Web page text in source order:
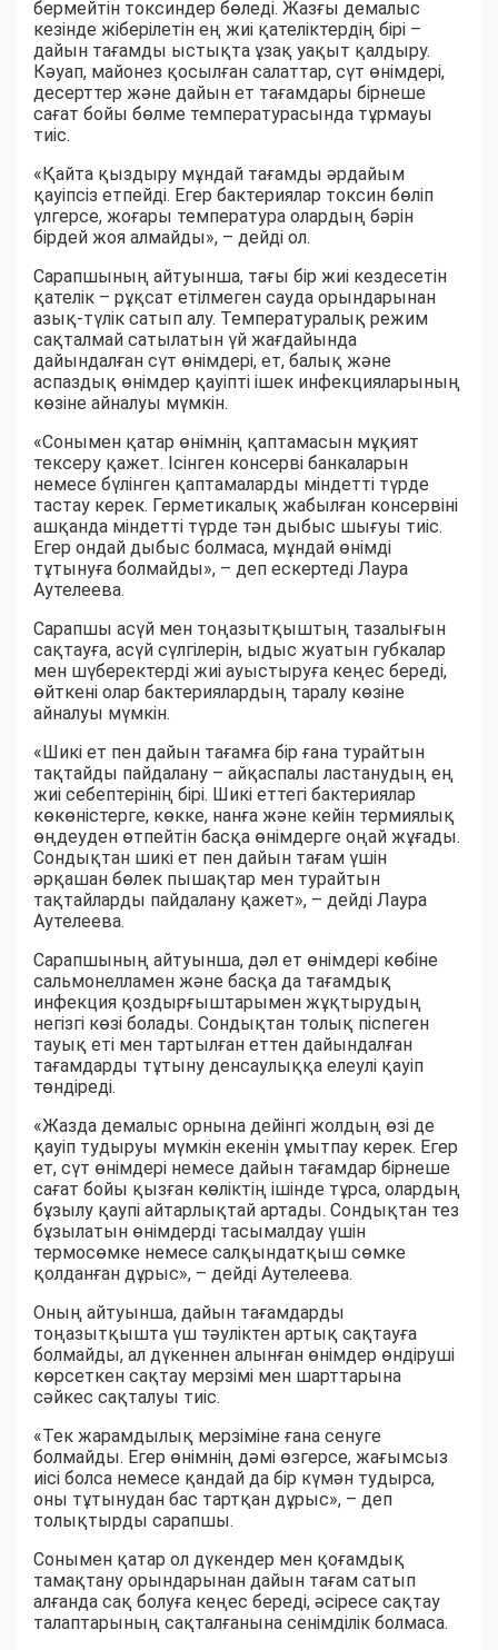
бермейтін токсиндер бөледі. Жазғы демалыс
кезінде жіберілетін ең жиі қателіктердің бірі –
дайын тағамды ыстықта ұзақ уақыт қалдыру.
Кәуап, майонез қосылған салаттар, сүт өнімдері,
десерттер және дайын ет тағамдары бірнеше
сағат бойы бөлме температурасында тұрмауы
тиіс.
«Қайта қыздыру мұндай тағамды әрдайым
қауіпсіз етпейді. Егер бактериялар токсин бөліп
үлгерсе, жоғары температура олардың бәрін
бірдей жоя алмайды», – дейді ол.
Сарапшының айтуынша, тағы бір жиі кездесетін
қателік – рұқсат етілмеген сауда орындарынан
азық-түлік сатып алу. Температуралық режим
сақталмай сатылатын үй жағдайында
дайындалған сүт өнімдері, ет, балық және
аспаздық өнімдер қауіпті ішек инфекцияларының
көзіне айналуы мүмкін.
«Сонымен қатар өнімнің қаптамасын мұқият
тексеру қажет. Ісінген консерві банкаларын
немесе бүлінген қаптамаларды міндетті түрде
тастау керек. Герметикалық жабылған консервіні
ашқанда міндетті түрде тән дыбыс шығуы тиіс.
Егер ондай дыбыс болмаса, мұндай өнімді
тұтынуға болмайды», – деп ескертеді Лаура
Аутелеева.
Сарапшы асүй мен тоңазытқыштың тазалығын
сақтауға, асүй сүлгілерін, ыдыс жуатын губкалар
мен шүберектерді жиі ауыстыруға кеңес береді,
өйткені олар бактериялардың таралу көзіне
айналуы мүмкін.
«Шикі ет пен дайын тағамға бір ғана турайтын
тақтайды пайдалану – айқаспалы ластанудың ең
жиі себептерінің бірі. Шикі еттегі бактериялар
көкөністерге, көкке, нанға және кейін термиялық
өңдеуден өтпейтін басқа өнімдерге оңай жұғады.
Сондықтан шикі ет пен дайын тағам үшін
әрқашан бөлек пышақтар мен турайтын
тақтайларды пайдалану қажет», – дейді Лаура
Аутелеева.
Сарапшының айтуынша, дәл ет өнімдері көбіне
сальмонелламен және басқа да тағамдық
инфекция қоздырғыштарымен жұқтырудың
негізгі көзі болады. Сондықтан толық піспеген
тауық еті мен тартылған еттен дайындалған
тағамдарды тұтыну денсаулыққа елеулі қауіп
төндіреді.
«Жазда демалыс орнына дейінгі жолдың өзі де
қауіп тудыруы мүмкін екенін ұмытпау керек. Егер
ет, сүт өнімдері немесе дайын тағамдар бірнеше
сағат бойы қызған көліктің ішінде тұрса, олардың
бұзылу қаупі айтарлықтай артады. Сондықтан тез
бұзылатын өнімдерді тасымалдау үшін
термосөмке немесе салқындатқыш сөмке
қолданған дұрыс», – дейді Аутелеева.
Оның айтуынша, дайын тағамдарды
тоңазытқышта үш тәуліктен артық сақтауға
болмайды, ал дүкеннен алынған өнімдер өндіруші
көрсеткен сақтау мерзімі мен шарттарына
сәйкес сақталуы тиіс.
«Тек жарамдылық мерзіміне ғана сенуге
болмайды. Егер өнімнің дәмі өзгерсе, жағымсыз
иісі болса немесе қандай да бір күмән тудырса,
оны тұтынудан бас тартқан дұрыс», – деп
толықтырды сарапшы.
Сонымен қатар ол дүкендер мен қоғамдық
тамақтану орындарынан дайын тағам сатып
алғанда сақ болуға кеңес береді, әсіресе сақтау
талаптарының сақталғанына сенімділік болмаса.